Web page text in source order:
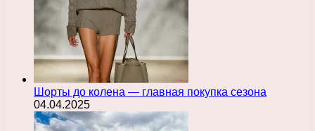
Шорты до колена — главная покупка сезона
04.04.2025